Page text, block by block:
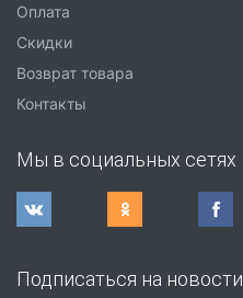
Оплата
Скидки
Возврат товара
Контакты
Мы в социальных сетях
Подписаться на новости